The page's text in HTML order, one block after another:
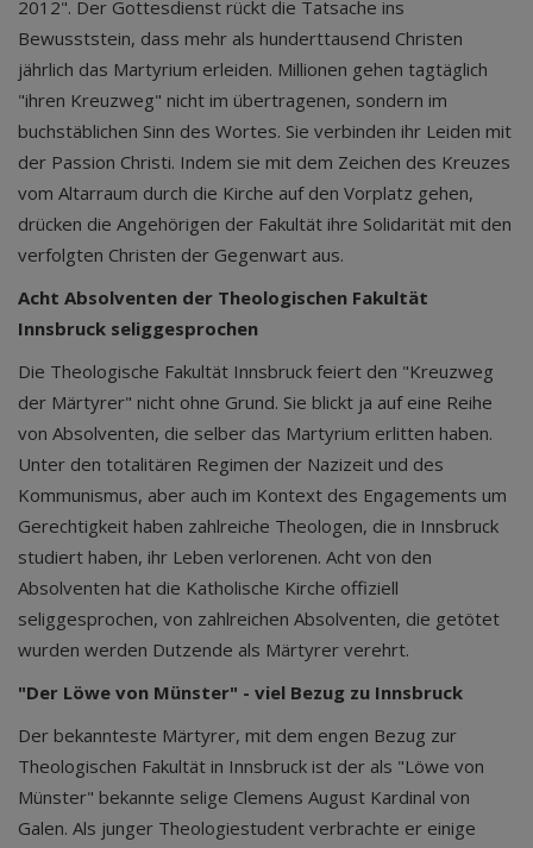
2012". Der Gottesdienst rückt die Tatsache ins
Bewusststein, dass mehr als hunderttausend Christen
jährlich das Martyrium erleiden. Millionen gehen tagtäglich
"ihren Kreuzweg" nicht im übertragenen, sondern im
buchstäblichen Sinn des Wortes. Sie verbinden ihr Leiden mit
der Passion Christi. Indem sie mit dem Zeichen des Kreuzes
vom Altarraum durch die Kirche auf den Vorplatz gehen,
drücken die Angehörigen der Fakultät ihre Solidarität mit den
verfolgten Christen der Gegenwart aus.
Acht Absolventen der Theologischen Fakultät
Innsbruck seliggesprochen
Die Theologische Fakultät Innsbruck feiert den "Kreuzweg
der Märtyrer" nicht ohne Grund. Sie blickt ja auf eine Reihe
von Absolventen, die selber das Martyrium erlitten haben.
Unter den totalitären Regimen der Nazizeit und des
Kommunismus, aber auch im Kontext des Engagements um
Gerechtigkeit haben zahlreiche Theologen, die in Innsbruck
studiert haben, ihr Leben verlorenen. Acht von den
Absolventen hat die Katholische Kirche offiziell
seliggesprochen, von zahlreichen Absolventen, die getötet
wurden werden Dutzende als Märtyrer verehrt.
"Der Löwe von Münster" - viel Bezug zu Innsbruck
Der bekannteste Märtyrer, mit dem engen Bezug zur
Theologischen Fakultät in Innsbruck ist der als "Löwe von
Münster" bekannte selige Clemens August Kardinal von
Galen. Als junger Theologiestudent verbrachte er einige